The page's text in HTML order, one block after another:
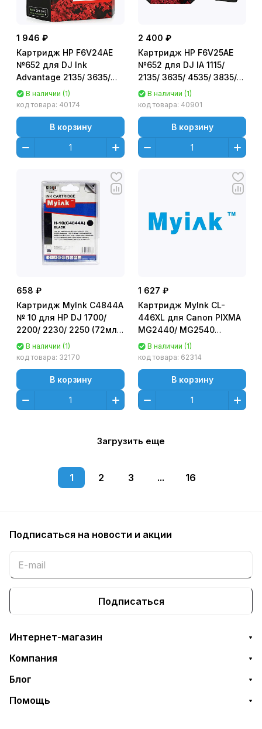
1 946 ₽
Картридж HP F6V24AE
№652 для DJ Ink
Advantage 2135/ 3635/
3835/ 1115 Цветной (Tri-
colour) Оригинальный
В наличии (1)
код товара: 40174
В корзину
2 400 ₽
Картридж HP F6V25AE
№652 для DJ IA 1115/
2135/ 3635/ 4535/ 3835/
4675 (360стр.) Черный
(Black) Оригинальный
В наличии (1)
код товара: 40901
В корзину
658 ₽
Картридж MyInk C4844A
№ 10 для HP DJ 1700/
2200/ 2230/ 2250 (72мл,
водорастворимый)
Черный (Black)
В наличии (1)
код товара: 32170
В корзину
1 627 ₽
Картридж MyInk CL-
446XL для Canon PIXMA
MG2440/ MG2540
Цветной (Color)
В наличии (1)
код товара: 62314
В корзину
Загрузить еще
1 2 3 ... 16
Подписаться на новости и акции
Подписаться
Интернет-магазин
Компания
Блог
Помощь